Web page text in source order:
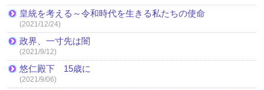
皇統を考える～令和時代を生きる私たちの使命
(2021/12/24)
政界、一寸先は闇
(2021/9/12)
悠仁殿下 15歳に
(2021/9/06)